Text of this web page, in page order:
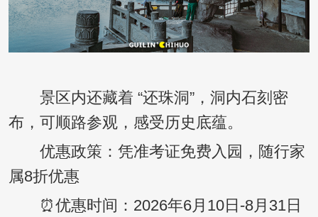
景区内还藏着 “还珠洞”，洞内石刻密
布，可顺路参观，感受历史底蕴。
优惠政策：凭准考证免费入园，随行家
属8折优惠
⏰优惠时间：2026年6月10日-8月31日